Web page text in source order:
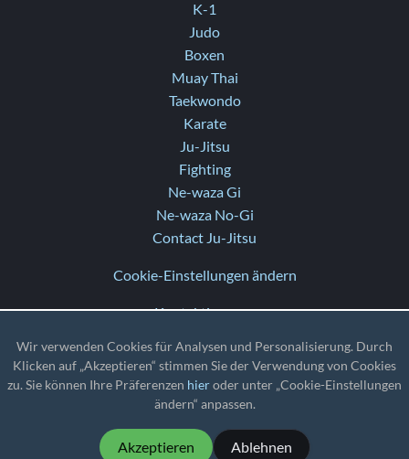
Wir verwenden Cookies für Analysen und Personalisierung. Durch
Klicken auf „Akzeptieren“ stimmen Sie der Verwendung von Cookies
zu. Sie können Ihre Präferenzen hieroder unter „Cookie-Einstellungen
ändern“ anpassen.
Akzeptieren Ablehnen
K-1
Judo
Boxen
Muay Thai
Taekwondo
Karate
Ju-Jitsu
Fighting
Ne-waza Gi
Ne-waza No-Gi
Contact Ju-Jitsu
Cookie-Einstellungen ändern
Kontaktiere uns
Versionshinweise
TZ: UTC